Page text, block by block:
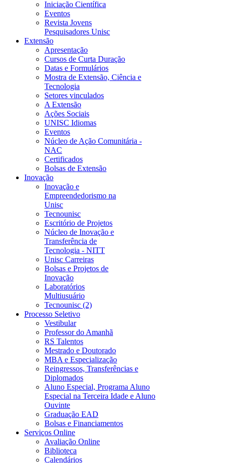
Iniciação Científica
Eventos
Revista Jovens
Pesquisadores Unisc
Extensão
Apresentação
Cursos de Curta Duração
Datas e Formulários
Mostra de Extensão, Ciência e
Tecnologia
Setores vinculados
A Extensão
Ações Sociais
UNISC Idiomas
Eventos
Núcleo de Ação Comunitária -
NAC
Certificados
Bolsas de Extensão
Inovação
Inovação e
Empreendedorismo na
Unisc
Tecnounisc
Escritório de Projetos
Núcleo de Inovação e
Transferência de
Tecnologia - NITT
Unisc Carreiras
Bolsas e Projetos de
Inovação
Laboratórios
Multiusuário
Tecnounisc (2)
Processo Seletivo
Vestibular
Professor do Amanhã
RS Talentos
Mestrado e Doutorado
MBA e Especialização
Reingressos, Transferências e
Diplomados
Aluno Especial, Programa Aluno
Especial na Terceira Idade e Aluno
Ouvinte
Graduação EAD
Bolsas e Financiamentos
Serviços Online
Avaliação Online
Biblioteca
Calendários